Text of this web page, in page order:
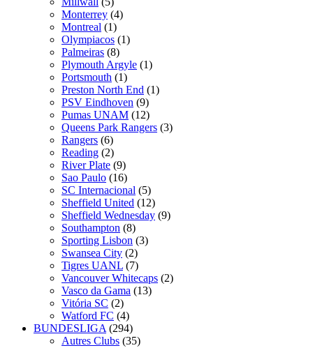
Monterrey (4)
Montreal (1)
Olympiacos (1)
Palmeiras (8)
Plymouth Argyle (1)
Portsmouth (1)
Preston North End (1)
PSV Eindhoven (9)
Pumas UNAM (12)
Queens Park Rangers (3)
Rangers (6)
Reading (2)
River Plate (9)
Sao Paulo (16)
SC Internacional (5)
Sheffield United (12)
Sheffield Wednesday (9)
Southampton (8)
Sporting Lisbon (3)
Swansea City (2)
Tigres UANL (7)
Vancouver Whitecaps (2)
Vasco da Gama (13)
Vitória SC (2)
Watford FC (4)
BUNDESLIGA (294)
Autres Clubs (35)